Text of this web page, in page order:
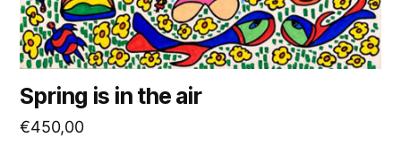
Spring is in the air
€450,00